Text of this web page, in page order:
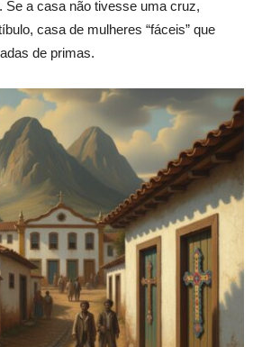
Se a casa não tivesse uma cruz,
casa de mulheres “fáceis” que
de primas.